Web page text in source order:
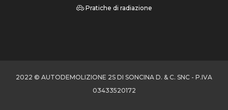
Pratiche di radiazione
2022 © AUTODEMOLIZIONE 2S DI SONCINA D. & C. SNC - P.IVA
03433520172